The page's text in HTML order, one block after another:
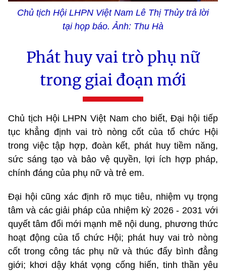
Chủ tịch Hội LHPN Việt Nam Lê Thị Thủy trả lời
tại họp báo. Ảnh: Thu Hà
Phát huy vai trò phụ nữ
trong giai đoạn mới
Chủ tịch Hội LHPN Việt Nam cho biết, Đại hội tiếp
tục khẳng định vai trò nòng cốt của tổ chức Hội
trong việc tập hợp, đoàn kết, phát huy tiềm năng,
sức sáng tạo và bảo vệ quyền, lợi ích hợp pháp,
chính đáng của phụ nữ và trẻ em.
Đại hội cũng xác định rõ mục tiêu, nhiệm vụ trọng
tâm và các giải pháp của nhiệm kỳ 2026 - 2031 với
quyết tâm đổi mới mạnh mẽ nội dung, phương thức
hoạt động của tổ chức Hội; phát huy vai trò nòng
cốt trong công tác phụ nữ và thúc đẩy bình đẳng
giới; khơi dậy khát vọng cống hiến, tinh thần yêu